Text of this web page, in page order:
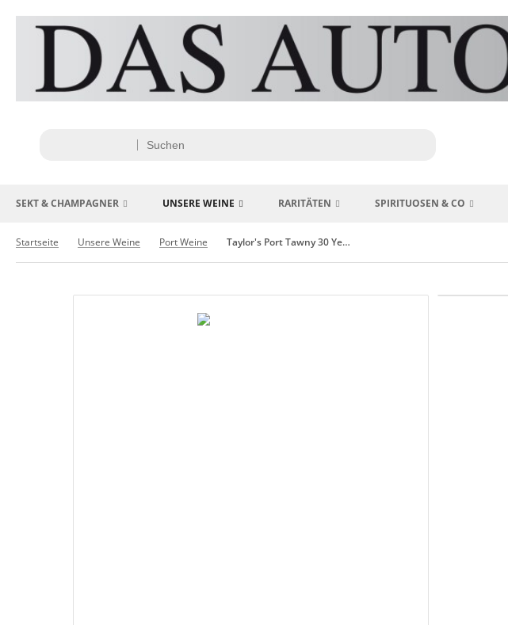
SEKT & CHAMPAGNER UNSERE WEINE RARITÄTEN SPIRITUOSEN & CO
Startseite Unsere Weine Port Weine Taylor's Port Tawny 30 Years Old